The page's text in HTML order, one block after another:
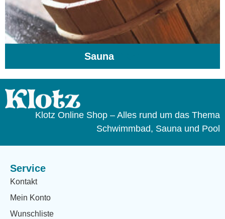
Sauna
Klotz Online Shop – Alles rund um das Thema
Schwimmbad, Sauna und Pool
Service
Kontakt
Mein Konto
Wunschliste